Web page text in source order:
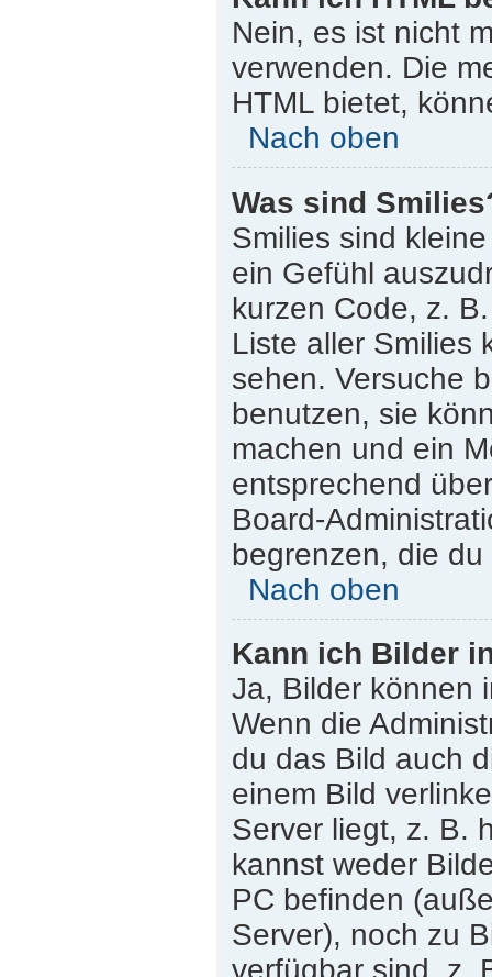
Nein, es ist nicht
verwenden. Die
HTML bietet,
Nach oben
Was sind
Smilies sind
ein Gefühl
kurzen Code, z.
Liste aller Smilies
sehen. Versuche
benutzen, sie
machen und ein
entsprechend
Board-
begrenzen, die
Nach oben
Kann ich Bilder
Ja, Bilder können
Wenn die
du das Bild auch
einem Bild
Server liegt, z. B.
kannst weder
PC befinden
Server), noch zu
verfügbar sind, z.